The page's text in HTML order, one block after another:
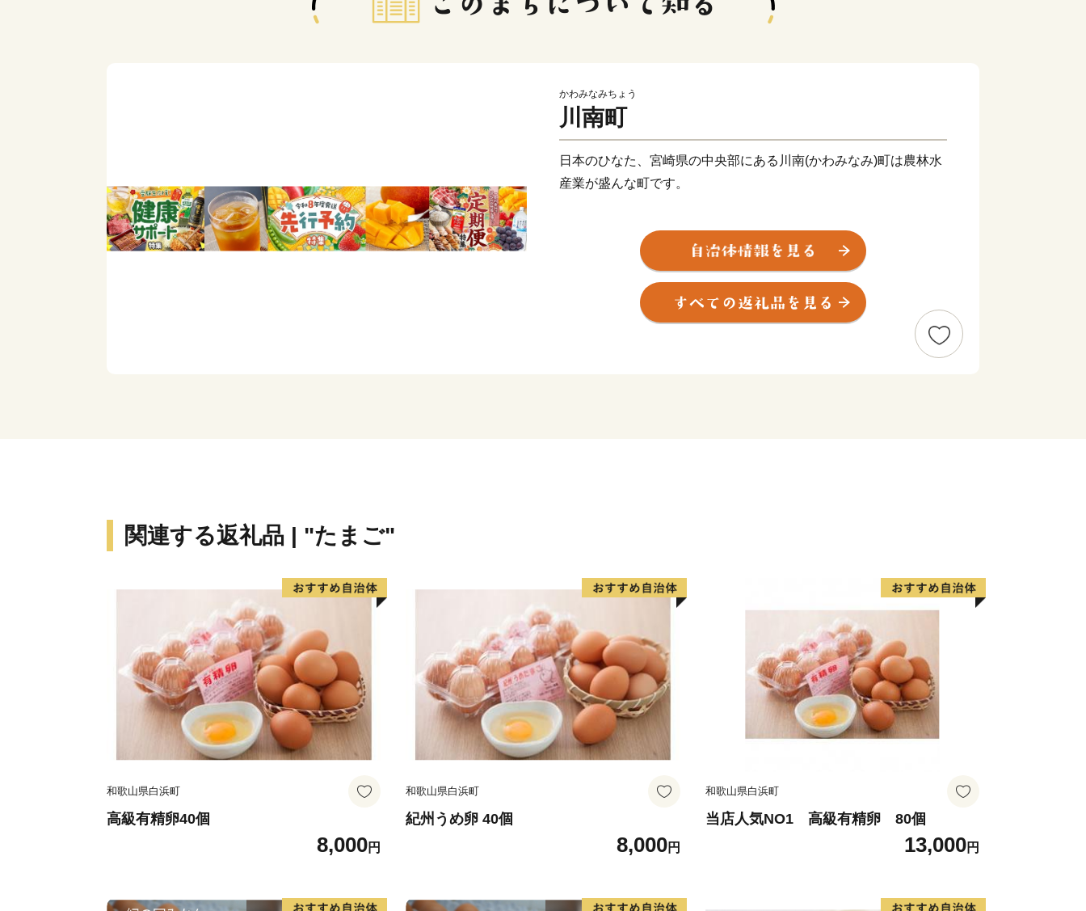
かわみなみちょう
川南町
日本のひなた、宮崎県の中央部にある川南(かわみなみ)町は農林水
産業が盛んな町です。
「日本の食の供給地」
まずは、「肉」。
和牛のオリンピック３連続内閣総理大臣賞受賞の牛、多くのブラン
ドを擁する豚、日本有数のシェアを誇る鶏。
その全てが、味に、質に追及され、大切に育てられています。
「川南気質～この町の″気質″から生まれる″品質″」
川南町には全国トップクラス、世界基準の美味しい食材がたくさん
生産されています。
それらを生産する生産者さんは、こだわりの強い個性のある方ばか
り。この背景にはやはり戦後、
全国各地から農業を志す人々が集まり拓かれたことから生まれた″
このこだわりの強い″町の人″たち自体が川南の魅力で、この魅力を
「この町の気質から生まれる品質＝川南気質」という言葉で表現し
関連する返礼品 | "たまご"
和歌山県白浜町
高級有精卵40個
8,000円
和歌山県白浜町
紀州うめ卵 40個
8,000円
和歌山県白浜町
当店人気NO1 高級有精卵 80個
13,000円